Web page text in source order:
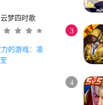
云梦四时歌
3
4